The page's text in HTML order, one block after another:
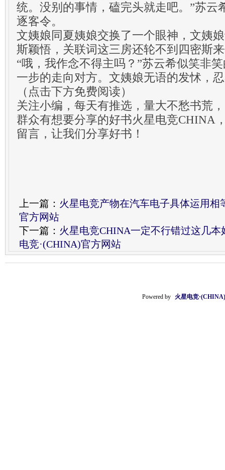
统。没别的事情，磕完头就走吧。”苏云
逐客令。
文姨娘同夏姨娘交换了一个眼神，文姨
斯颖悟，关联词这三房还轮不到四密斯
“哦，我作念不得主吗？”苏云希似笑非
一步的走向对方。文姨娘无语的发怵，
（点击下方免费阅读）
关注小编，每天有推选，量大不愁书荒
群众有想要分享的好书火星电竞CHINA
留言，让我们分享好书！
上一篇： 火星电竞产物在汽车电子具体运用相
官方网站
下一篇： 火星电竞CHINA一定不行错过这几
电竞·(CHINA)官方网站
Powered by 火星电竞